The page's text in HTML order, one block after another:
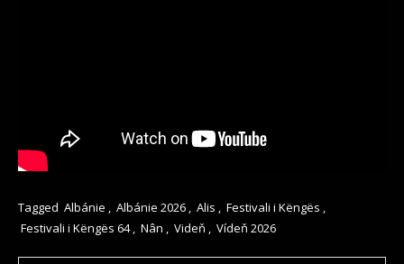
Tagged Albánie , Albánie 2026 , Alis , Festivali i Këngës ,
Festivali i Këngës 64 , Nân , Videň , Vídeň 2026